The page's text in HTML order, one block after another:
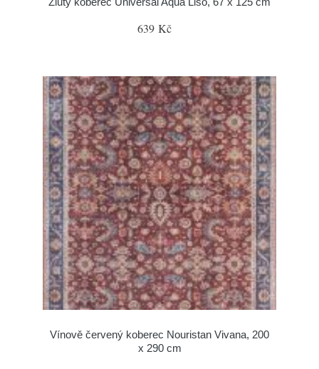
639 Kč
Vínově červený koberec Nouristan Vivana, 200
x 290 cm